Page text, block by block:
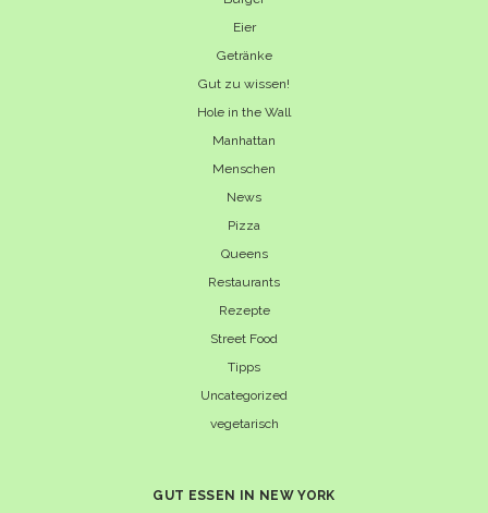
Eier
Getränke
Gut zu wissen!
Hole in the Wall
Manhattan
Menschen
News
Pizza
Queens
Restaurants
Rezepte
Street Food
Tipps
Uncategorized
vegetarisch
GUT ESSEN IN NEW YORK